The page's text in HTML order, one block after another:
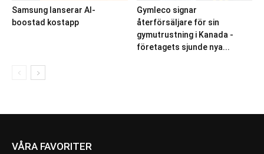
Samsung lanserar AI-
boostad kostapp
Gymleco signar
återförsäljare för sin
gymutrustning i Kanada -
företagets sjunde nya...
VÅRA FAVORITER